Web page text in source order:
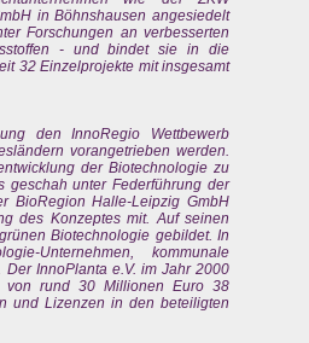
in Böhnshausen angesiedelt
Forschungen an verbesserten
- und bindet sie in die
32 Einzelprojekte mit insgesamt
den InnoRegio Wettbewerb
vorangetrieben werden.
der Biotechnologie zu
geschah unter Federführung der
BioRegion Halle-Leipzig GmbH
des Konzeptes mit. Auf seinen
Biotechnologie gebildet. In
Unternehmen, kommunale
InnoPlanta e.V. im Jahr 2000
von rund 30 Millionen Euro 38
und Lizenzen in den beteiligten